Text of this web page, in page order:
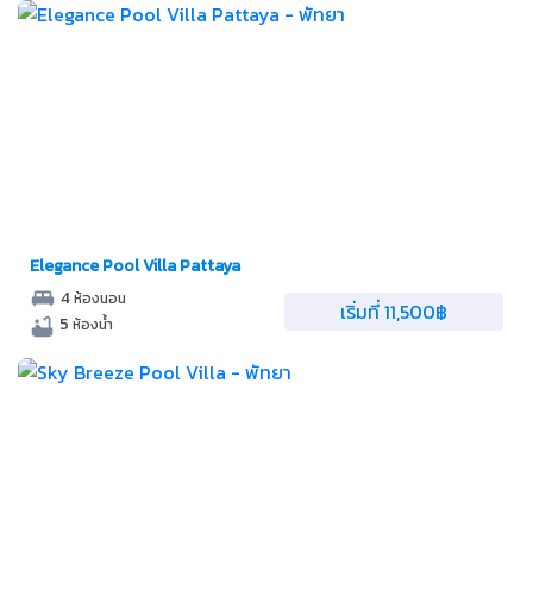
Elegance Pool Villa Pattaya
4ห้องนอน
5 ห้องน้ำ เริ่มที่ 11,500฿